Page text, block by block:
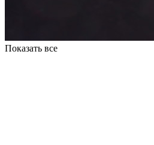
Показать все